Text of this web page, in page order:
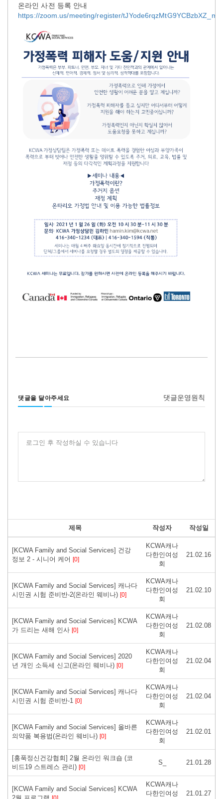
온라인 사전 등록 안내
https://zoom.us/meeting/register/
댓글을 달아주세요 댓글운영원칙
로그인 후 작성하실 수 있습니다
제목 작성자 작성일
[KCWA Family and Social Services] 건강
정보 2 - 시니어 케어 [0]
KCWA캐나
다한인여성
회
21.02.16
[KCWA Family and Social Services] 캐나다
시민권 시험 준비반-2(온라인 웨비나) [0]
KCWA캐나
다한인여성
회
21.02.10
[KCWA Family and Social Services] KCWA
가 드리는 새해 인사 [0]
KCWA캐나
다한인여성
회
21.02.08
[KCWA Family and Social Services] 2020
년 개인 소득세 신고(온라인 웨비나) [0]
KCWA캐나
다한인여성
회
21.02.04
[KCWA Family and Social Services] 캐나다
시민권 시험 준비반-1 [0]
KCWA캐나
다한인여성
회
21.02.04
[KCWA Family and Social Services] 올바른
의약품 복용법(온라인 웨비나) [0]
KCWA캐나
다한인여성
회
21.02.01
[홍푹정신건강협회] 2월 온라인 워크숍 (코
비드19 스트레스 관리) [0]
S_ 21.01.28
[KCWA Family and Social Services] KCWA
KCWA캐나
다한인여성
21.01.27